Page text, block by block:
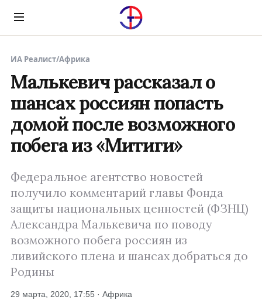
Menu
ИА Реалист/Африка
Малькевич рассказал о
шансах россиян попасть
домой после возможного
побега из «Митиги»
Федеральное агентство новостей
получило комментарий главы Фонда
защиты национальных ценностей (ФЗНЦ)
Александра Малькевича по поводу
возможного побега россиян из
ливийского плена и шансах добраться до
Родины
29 марта, 2020, 17:55 · Африка